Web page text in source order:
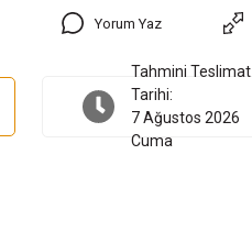
Yorum Yaz
Tahmini Teslimat
Tarihi:
7 Ağustos 2026
Cuma